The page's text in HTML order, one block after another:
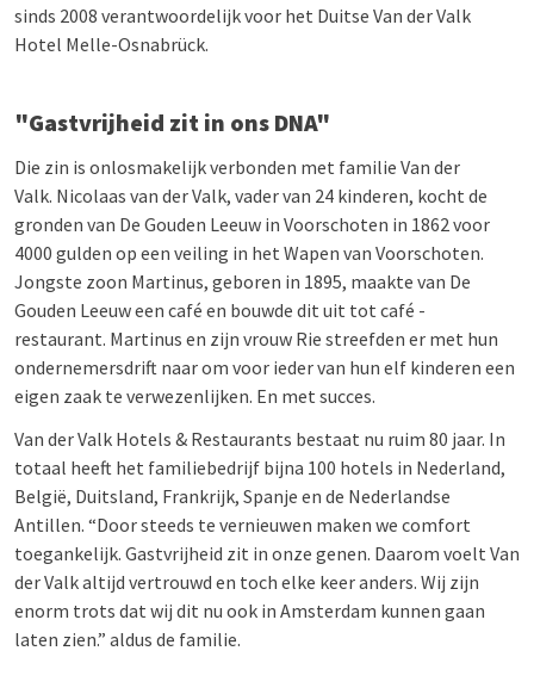
sinds 2008 verantwoordelijk voor het Duitse Van der Valk
Hotel Melle-Osnabrück.
"Gastvrijheid zit in ons DNA"
Die zin is onlosmakelijk verbonden met familie Van der
Valk. Nicolaas van der Valk, vader van 24 kinderen, kocht de
gronden van De Gouden Leeuw in Voorschoten in 1862 voor
4000 gulden op een veiling in het Wapen van Voorschoten.
Jongste zoon Martinus, geboren in 1895, maakte van De
Gouden Leeuw een café en bouwde dit uit tot café -
restaurant. Martinus en zijn vrouw Rie streefden er met hun
ondernemersdrift naar om voor ieder van hun elf kinderen een
eigen zaak te verwezenlijken. En met succes.
Van der Valk Hotels & Restaurants bestaat nu ruim 80 jaar. In
totaal heeft het familiebedrijf bijna 100 hotels in Nederland,
België, Duitsland, Frankrijk, Spanje en de Nederlandse
Antillen. “Door steeds te vernieuwen maken we comfort
toegankelijk. Gastvrijheid zit in onze genen. Daarom voelt Van
der Valkaltijd vertrouwd en toch elke keer anders. Wij zijn
enorm trots dat wij dit nu ook in Amsterdam kunnen gaan
laten zien.” aldus de familie.